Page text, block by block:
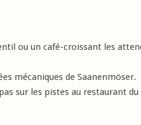
ou un café-croissant les
mécaniques de Saanenmöser.
sur les pistes au restaurant du